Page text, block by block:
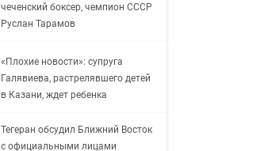
чеченский боксер, чемпион СССР
Руслан Тарамов
«Плохие новости»: супруга
Галявиева, растрелявшего детей
в Казани, ждет ребенка
Тегеран обсудил Ближний Восток
с официальными лицами